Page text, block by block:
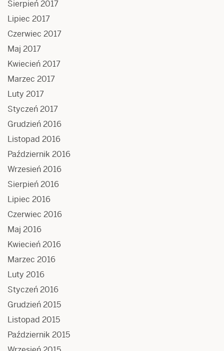
Sierpień 2017
Lipiec 2017
Czerwiec 2017
Maj 2017
Kwiecień 2017
Marzec 2017
Luty 2017
Styczeń 2017
Grudzień 2016
Listopad 2016
Październik 2016
Wrzesień 2016
Sierpień 2016
Lipiec 2016
Czerwiec 2016
Maj 2016
Kwiecień 2016
Marzec 2016
Luty 2016
Styczeń 2016
Grudzień 2015
Listopad 2015
Październik 2015